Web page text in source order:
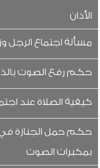
الأذان
مسألة اجتماع الرجل
حكم رفع الصوت
كيفية الصلاة عند
حكم حمل الجنازة في
بمكبرات الصوت